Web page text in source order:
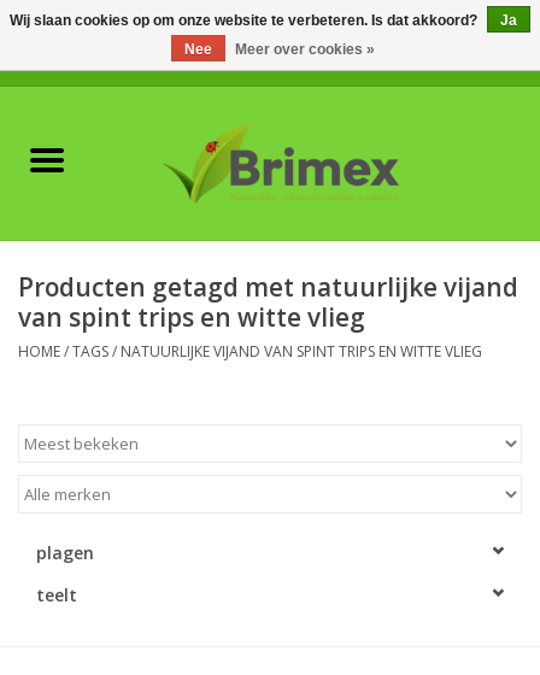
Plagen & Ziekten
Meststoffen en
Bodemverbeteraars
Monitoring
Producten getagd met natuurlijke vijand
van spint trips en witte vlieg
HOME/TAGS/ NATUURLIJKE VIJAND VAN SPINT TRIPS EN WITTE VLIEG
plagen
teelt
Wij slaan cookies op om onze website te verbeteren. Is dat akkoord?
Ja
Nee
Meer over cookies »